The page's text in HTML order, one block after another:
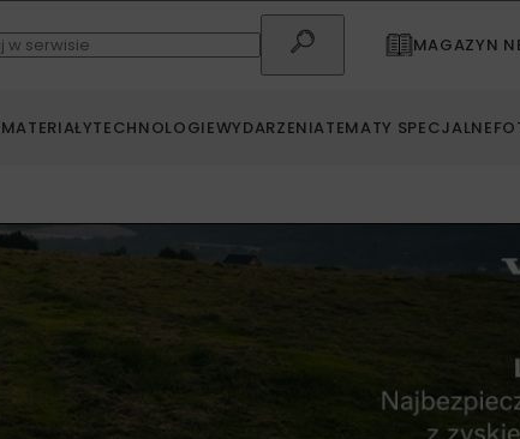
MAGAZYN
MATERIAŁYTECHNOLOGIEWYDARZENIATEMATY SPECJALNE